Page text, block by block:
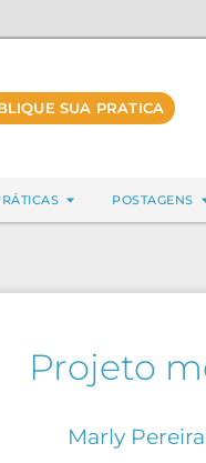
SUA PRATICA
POSTAGENS
Projeto
Marly